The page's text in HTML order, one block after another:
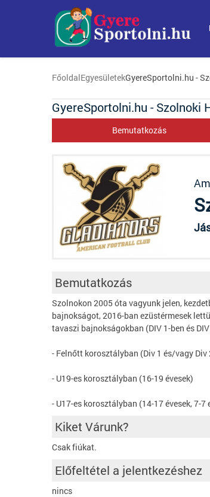
FőoldalEgyesületekGyereSportolni.hu -
GyereSportolni.hu - Szolnoki
Bemutatkozás
Bemutatkozás
Szolnokon 2005 óta vagyunk jelen,
bajnokságot, 2016-ban ezüstérmesek
tavaszi bajnokságokban (DIV 1-ben és
- Felnőtt korosztályban (Div 1 és/vagy Div
- U19-es korosztályban (16-19 évesek)
- U17-es korosztályban (14-17 évesek, 7-7
Kiket Várunk?
Csak fiúkat.
Előfeltétel a jelentkezéshez
nincs